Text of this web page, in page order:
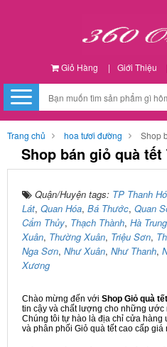
Giỏ Hàng | Giới Thiệu
Trang chủ hoa tươi đường Shop
Shop bán giỏ quà
Quận/Huyện tags: TP Thanh
Lát, Quan Hóa, Bá Thước, Quan
Cẩm Thủy, Thạch Thành, Hà Trung
Xuân, Thường Xuân, Triệu Sơn,
Nga Sơn, Như Xuân, Như Thanh,
Xương
Chào mừng đến với Shop Giỏ quà
tin cậy và chất lượng cho những ước
Chúng tôi tự hào là địa chỉ cửa hàng
và phân phối Giỏ quà tết cao cấp giá